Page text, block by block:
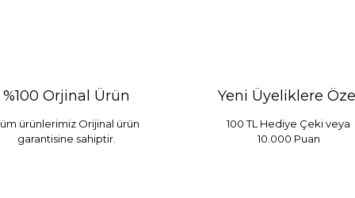
%100 Orjinal Ürün
ürünlerimiz Orijinal ürün
garantisine sahiptir.
Yeni Üyeliklere
100 TL Hediye Çeki veya
10.000 Puan